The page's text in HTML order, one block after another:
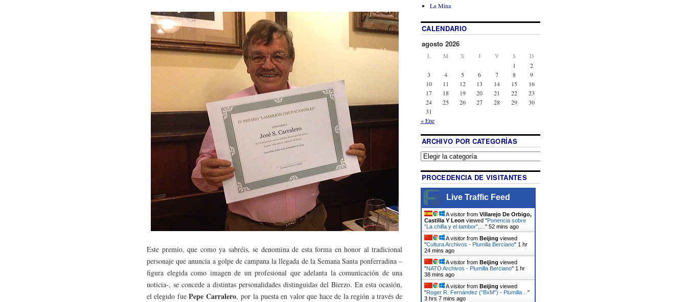
Este premio, que como ya sabréis, se denomina de esta forma en honor al tradicional
personaje que anuncia a golpe de campana la llegada de la Semana Santa ponferradina –
figura elegida como imagen de un profesional que adelanta la comunicación de una
noticia-, se concede a distintas personalidades distinguidas del Bierzo. En esta ocasión,
el elegido fuePepe Carralero, por la puesta en valor que hace de la región a través de
La Mina
CALENDARIO
agosto 2026
L M X J V S D
1
2
3
4 5 6 7 8
9
10
11 12 13 14 15
16
17
18 19 20 21 22
23
24
25 26 27 28 29
30
31
« Ene
ARCHIVO POR CATEGORÍAS
PROCEDENCIA DE VISITANTES
Live Traffic Feed
A visitor from Villarejo De Orbigo,
Castilla Y Leon viewed "Ponencia sobre
"La chifla y el tambor",… " 52 mins ago
A visitor from Beijing viewed
"Cultura Archivos - Plumilla Berciano" 1 hr
24 mins ago
A visitor from Beijing viewed
"NATO Archivos - Plumilla Berciano" 1 hr
38 mins ago
A visitor from Beijing viewed
"Roger R. Fernández ("BxM") - Plumilla… "
3 hrs 7 mins ago